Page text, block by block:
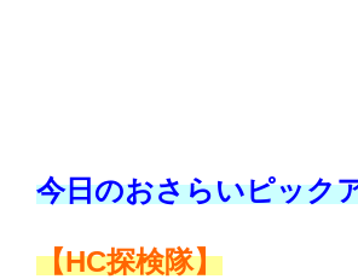
今日のおさらいピック
【HC探検隊】